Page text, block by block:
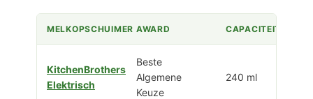
MELKOPSCHUIMER AWARD CAPACITEIT
KitchenBrothers
Elektrisch
Beste
Algemene
Keuze
240 ml